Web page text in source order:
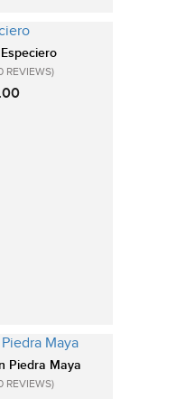
REVIEWS)
Piedra Maya
REVIEWS)